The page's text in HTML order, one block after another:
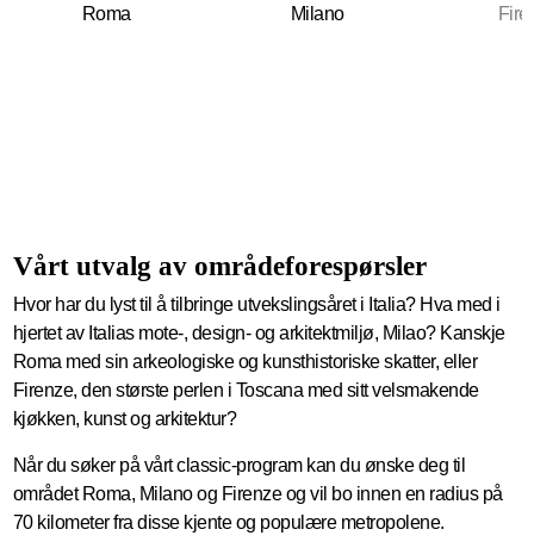
Roma Milano
Vårt utvalg av områdeforespørsler
Hvor har du lyst til å tilbringe utvekslingsåret i Italia? Hva med i
hjertet av Italias mote-, design- og arkitektmiljø, Milao? Kanskje
Roma med sin arkeologiske og kunsthistoriske skatter, eller
Firenze, den største perlen i Toscana med sitt velsmakende
kjøkken, kunst og arkitektur?
Når du søker på vårt classic-program kan du ønske deg til
området Roma, Milano og Firenze og vil bo innen en radius på
70 kilometer fra disse kjente og populære metropolene.